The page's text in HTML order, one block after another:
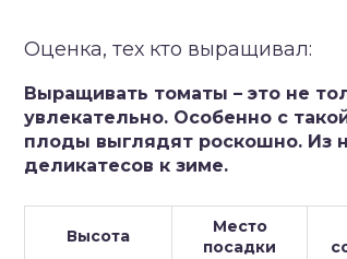
Оценка, тех кто выращивал:
Выращивать томаты – это не
увлекательно. Особенно с
плоды выглядят роскошно. Из
деликатесов к зиме.
Высота
Место
посадки